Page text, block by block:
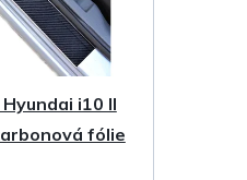
i10 II
fólie